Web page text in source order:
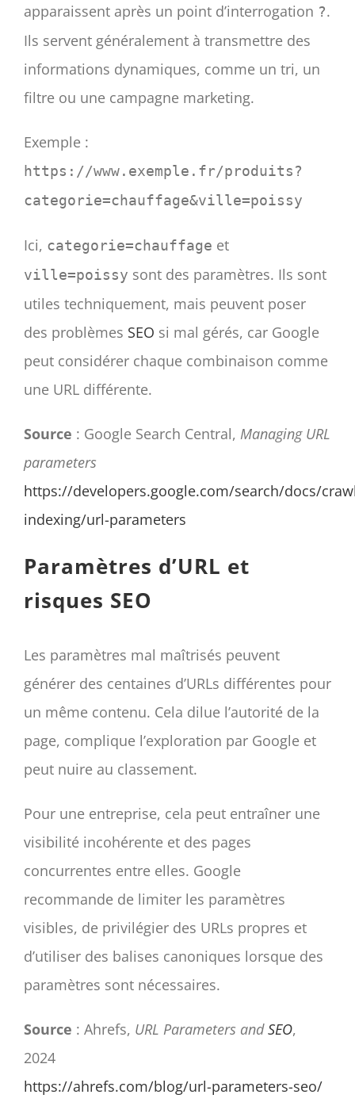
apparaissent après un point d’interrogation ?.
Ils servent généralement à transmettre des
informations dynamiques, comme un tri, un
filtre ou une campagne marketing.
Exemple :
https://www.exemple.fr/produits?
categorie=chauffage&ville=poissy
Ici, categorie=chauffage et
ville=poissy sont des paramètres. Ils sont
utiles techniquement, mais peuvent poser
des problèmes SEO si mal gérés, car Google
peut considérer chaque combinaison comme
une URL différente.
Source : Google Search Central, Managing URL
parameters
https://developers.google.com/search/docs/
indexing/url-parameters
Paramètres d’URL et
risques SEO
Les paramètres mal maîtrisés peuvent
générer des centaines d’URLs différentes pour
un même contenu. Cela dilue l’autorité de la
page, complique l’exploration par Google et
peut nuire au classement.
Pour une entreprise, cela peut entraîner une
visibilité incohérente et des pages
concurrentes entre elles. Google
recommande de limiter les paramètres
visibles, de privilégier des URLs propres et
d’utiliser des balises canoniques lorsque des
paramètres sont nécessaires.
Source : Ahrefs, URL Parameters andSEO,
2024
https://ahrefs.com/blog/url-parameters-seo/